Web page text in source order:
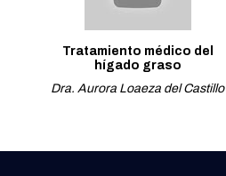
Tratamiento médico del
hígado graso
Dra. Aurora Loaeza del Castillo